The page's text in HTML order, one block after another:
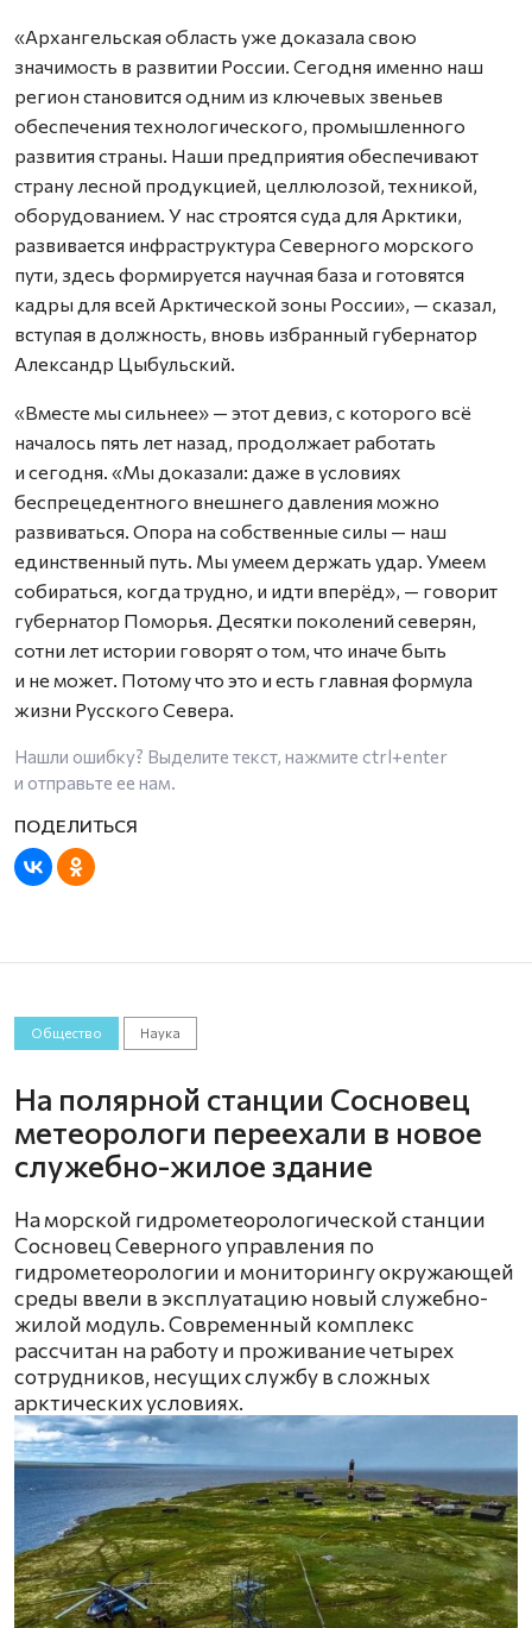
«Архангельская область уже доказала свою
значимость в развитии России. Сегодня именно наш
регион становится одним из ключевых звеньев
обеспечения технологического, промышленного
развития страны. Наши предприятия обеспечивают
страну лесной продукцией, целлюлозой, техникой,
оборудованием. У нас строятся суда для Арктики,
развивается инфраструктура Северного морского
пути, здесь формируется научная база и готовятся
кадры для всей Арктической зоны России», — сказал,
вступая в должность, вновь избранный губернатор
Александр Цыбульский.
«Вместе мы сильнее» — этот девиз, с которого всё
началось пять лет назад, продолжает работать
и сегодня. «Мы доказали: даже в условиях
беспрецедентного внешнего давления можно
развиваться. Опора на собственные силы — наш
единственный путь. Мы умеем держать удар. Умеем
собираться, когда трудно, и идти вперёд», — говорит
губернатор Поморья. Десятки поколений северян,
сотни лет истории говорят о том, что иначе быть
и не может. Потому что это и есть главная формула
жизни Русского Севера.
Нашли ошибку? Выделите текст, нажмите ctrl+enter
и отправьте ее нам.
Общество Наука
На полярной станции Сосновец
метеорологи переехали в новое
служебно-жилое здание
На морской гидрометеорологической станции
Сосновец Северного управления по
гидрометеорологии и мониторингу окружающей
среды ввели в эксплуатацию новый служебно-
жилой модуль. Современный комплекс
рассчитан на работу и проживание четырех
сотрудников, несущих службу в сложных
арктических условиях.